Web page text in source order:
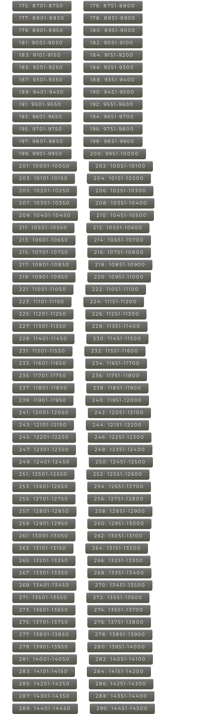
175: 8701-8750 176: 8751-8800
177: 8801-8850 178: 8851-8900
179: 8901-8950 180: 8951-9000
181: 9001-9050 182: 9051-9100
183: 9101-9150 184: 9151-9200
185: 9201-9250 186: 9251-9300
187: 9301-9350 188: 9351-9400
189: 9401-9450 190: 9451-9500
191: 9501-9550 192: 9551-9600
193: 9601-9650 194: 9651-9700
195: 9701-9750 196: 9751-9800
197: 9801-9850 198: 9851-9900
199: 9901-9950 200: 9951-10000
201: 10001-10050 202: 10051-10100
203: 10101-10150 204: 10151-10200
205: 10201-10250 206: 10251-10300
207: 10301-10350 208: 10351-10400
209: 10401-10450 210: 10451-10500
211: 10501-10550 212: 10551-10600
213: 10601-10650 214: 10651-10700
215: 10701-10750 216: 10751-10800
217: 10801-10850 218: 10851-10900
219: 10901-10950 220: 10951-11000
221: 11001-11050 222: 11051-11100
223: 11101-11150 224: 11151-11200
225: 11201-11250 226: 11251-11300
227: 11301-11350 228: 11351-11400
229: 11401-11450 230: 11451-11500
231: 11501-11550 232: 11551-11600
233: 11601-11650 234: 11651-11700
235: 11701-11750 236: 11751-11800
237: 11801-11850 238: 11851-11900
239: 11901-11950 240: 11951-12000
241: 12001-12050 242: 12051-12100
243: 12101-12150 244: 12151-12200
245: 12201-12250 246: 12251-12300
247: 12301-12350 248: 12351-12400
249: 12401-12450 250: 12451-12500
251: 12501-12550 252: 12551-12600
253: 12601-12650 254: 12651-12700
255: 12701-12750 256: 12751-12800
257: 12801-12850 258: 12851-12900
259: 12901-12950 260: 12951-13000
261: 13001-13050 262: 13051-13100
263: 13101-13150 264: 13151-13200
265: 13201-13250 266: 13251-13300
267: 13301-13350 268: 13351-13400
269: 13401-13450 270: 13451-13500
271: 13501-13550 272: 13551-13600
273: 13601-13650 274: 13651-13700
275: 13701-13750 276: 13751-13800
277: 13801-13850 278: 13851-13900
279: 13901-13950 280: 13951-14000
281: 14001-14050 282: 14051-14100
283: 14101-14150 284: 14151-14200
285: 14201-14250 286: 14251-14300
287: 14301-14350 288: 14351-14400
289: 14401-14450 290: 14451-14500